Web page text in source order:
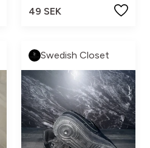
49 SEK
Swedish Closet